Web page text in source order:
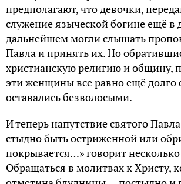
предполагают, что девочки,
служение языческой богине ещё в
дальнейшем могли слышать
Павла и принять их. Но
христианскую религию и общину,
эти женщины все равно ещё долго
оставались безволосыми.
И теперь напутствие святого
стыдно быть остриженной или
покрывается…» говорит
Обращаться в молитвах к Христу,